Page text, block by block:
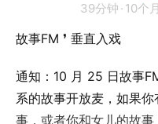
39分钟 · 10个
故事FM ❜ 垂直入戏
通知：10 月 25 日故事
系的故事开放麦，如果
事，或者你和女儿的故